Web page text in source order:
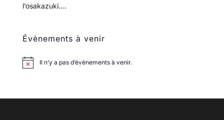
l’osakazuki....
Évènements à venir
Il n’y a pas d’évènements à venir.